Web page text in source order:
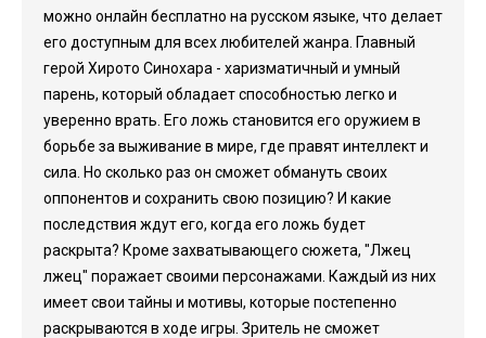
можно онлайн бесплатно на русском языке, что делает
его доступным для всех любителей жанра. Главный
герой Хирото Синохара - харизматичный и умный
парень, который обладает способностью легко и
уверенно врать. Его ложь становится его оружием в
борьбе за выживание в мире, где правят интеллект и
сила. Но сколько раз он сможет обмануть своих
оппонентов и сохранить свою позицию? И какие
последствия ждут его, когда его ложь будет
раскрыта? Кроме захватывающего сюжета, "Лжец
лжец" поражает своими персонажами. Каждый из них
имеет свои тайны и мотивы, которые постепенно
раскрываются в ходе игры. Зритель не сможет